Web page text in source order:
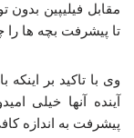
مقابل فیلیپین
تا پیشرفت بچه ها را
وی با تاکید بر
آینده آنها خیلی
پیشرفت به اندازه